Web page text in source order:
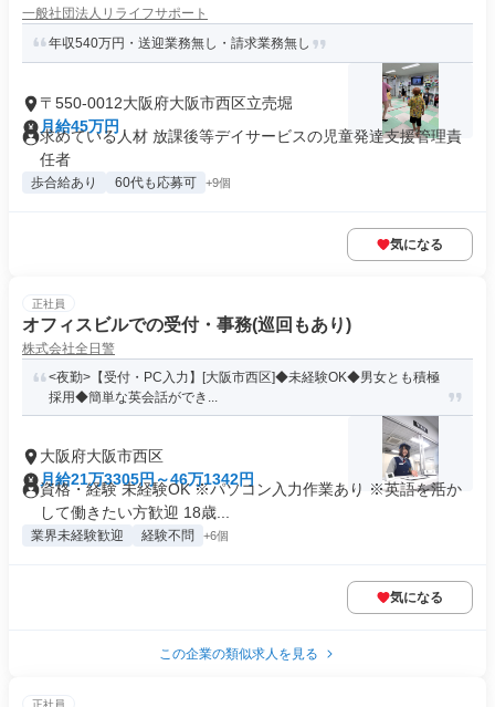
一般社団法人リライフサポート
年収540万円・送迎業務無し・請求業務無し
〒550-0012大阪府大阪市西区立売堀
月給45万円
求めている人材 放課後等デイサービスの児童発達支援管理責
任者
歩合給あり 60代も応募可 +9個
気になる
正社員
オフィスビルでの受付・事務(巡回もあり)
株式会社全日警
<夜勤>【受付・PC入力】[大阪市西区]◆未経験OK◆男女とも積極
採用◆簡単な英会話ができ...
大阪府大阪市西区
月給21万3305円～46万1342円
資格・経験 未経験OK ※パソコン入力作業あり ※英語を活か
して働きたい方歓迎 18歳...
業界未経験歓迎 経験不問 +6個
気になる
この企業の類似求人を見る
正社員